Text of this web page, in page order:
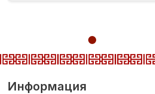
Информация